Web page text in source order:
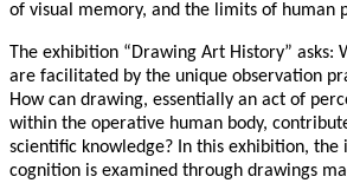
of visual memory, and the limits of human
The exhibition “Drawing Art History” asks:
are facilitated by the unique observation
How can drawing, essentially an act of
within the operative human body,
scientific knowledge? In this exhibition, the
cognition is examined through drawings